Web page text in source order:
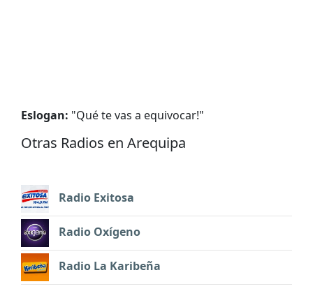
Eslogan: "Qué te vas a equivocar!"
Otras Radios en Arequipa
Radio Exitosa
Radio Oxígeno
Radio La Karibeña